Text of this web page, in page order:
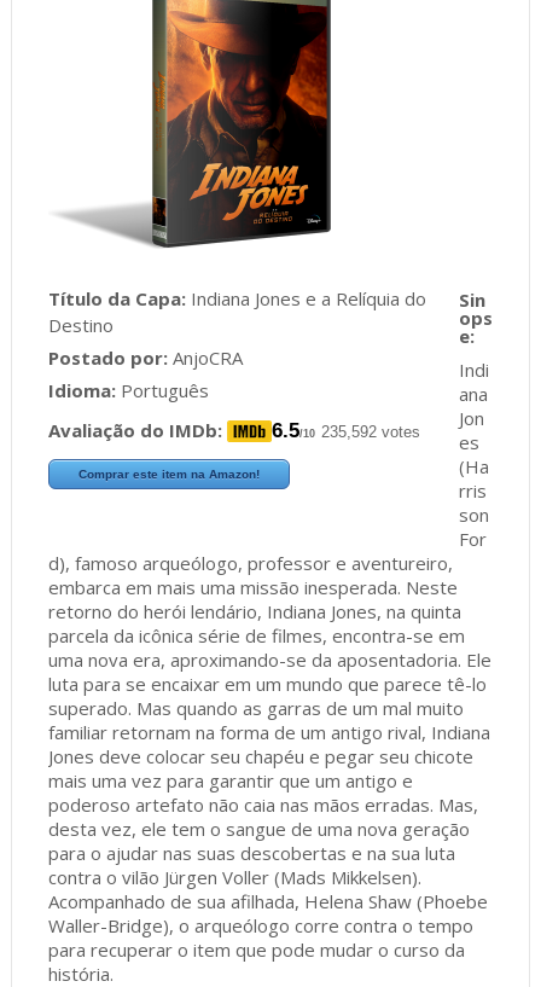
Título da Capa:Indiana Jones e a Relíquia do
Destino
Postado por:AnjoCRA
Idioma:Português
Avaliação do IMDb:
6.5/10 235,592 votes
Comprar este item na Amazon!
Indi
ana
Jon
es
(Ha
rris
son
For
d), famoso arqueólogo, professor e aventureiro,
embarca em mais uma missão inesperada. Neste
retorno do herói lendário, Indiana Jones, na quinta
parcela da icônica série de filmes, encontra-se em
uma nova era, aproximando-se da aposentadoria. Ele
luta para se encaixar em um mundo que parece tê-lo
superado. Mas quando as garras de um mal muito
familiar retornam na forma de um antigo rival, Indiana
Jones deve colocar seu chapéu e pegar seu chicote
mais uma vez para garantir que um antigo e
poderoso artefato não caia nas mãos erradas. Mas,
desta vez, ele tem o sangue de uma nova geração
para o ajudar nas suas descobertas e na sua luta
contra o vilão Jürgen Voller (Mads Mikkelsen).
Acompanhado de sua afilhada, Helena Shaw (Phoebe
Waller-Bridge), o arqueólogo corre contra o tempo
para recuperar o item que pode mudar o curso da
história.